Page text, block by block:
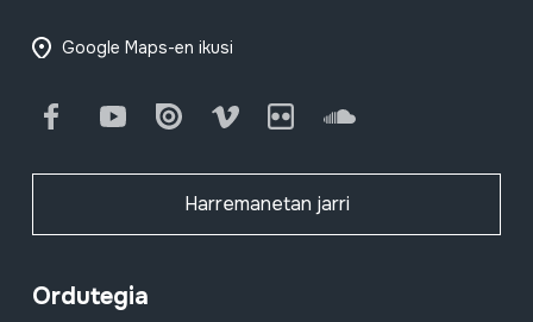
Google Maps-en ikusi
FacebookYoutube Issuu Vimeo Flickr SoundCloud
Harremanetan jarri
Ordutegia